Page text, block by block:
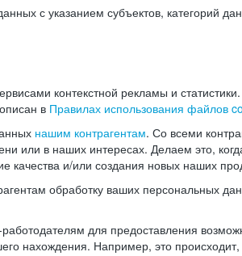
с указанием субъектов, категорий
контекстной рекламы и
в Правилах использования файлов
нашим контрагентам. Со всеми
или в наших интересах. Делаем это,
и/или создания новых наших
обработку ваших персональных
для предоставления
нахождения. Например, это